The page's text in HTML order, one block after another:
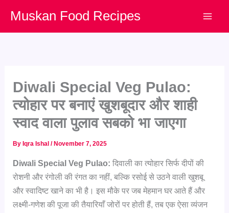
content
Muskan Food Recipes
Diwali Special Veg Pulao:
त्योहार पर बनाएं खुशबूदार और शाही
स्वाद वाला पुलाव सबको भा जाएगा
By Iqra Ishal/ November 7, 2025
Diwali Special Veg Pulao: दिवाली का त्योहार सिर्फ दीपों की
रोशनी और रंगोली की रंगत का नहीं, बल्कि रसोई से उठने वाली खुशबू
और स्वादिष्ट खाने का भी है। इस मौके पर जब मेहमान घर आते हैं और
लक्ष्मी-गणेश की पूजा की तैयारियाँ जोरों पर होती हैं, तब एक ऐसा व्यंजन